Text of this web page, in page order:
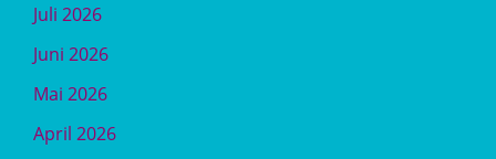
Juli 2026
Juni 2026
Mai 2026
April 2026